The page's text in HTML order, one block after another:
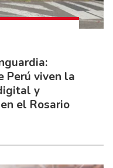
Perú viven la
y
el Rosario